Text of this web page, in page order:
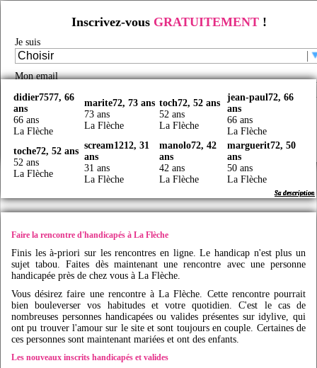
Inscrivez-vous GRATUITEMENT !
Je suis
Mon email
Je certifie être majeur(e) et avoir lu et accepté lesCGU
Rencontre handicap/Rencontre handicap en France/Rencontre handicapés/Rencontre
handicapés Pays de la Loire
/
Faites des rencontres handicap à La Flèche avec
didier7577, 66
ans
66 ans
La Flèche
Sa description
marite72, 73 ans
73 ans
La Flèche
Sa description
toch72, 52 ans
52 ans
La Flèche
Sa description
jean-paul72, 66
ans
66 ans
La Flèche
Sa description
toche72, 52 ans
52 ans
La Flèche
Sa description
scream1212, 31
ans
31 ans
La Flèche
Sa description
manolo72, 42
ans
42 ans
La Flèche
Sa description
marguerit72, 50
ans
50 ans
La Flèche
Sa description
Faire la rencontre d'handicapés à La Flèche
Finis les à-priori sur les rencontres en ligne. Le handicap n'est plus un
sujet tabou. Faites dès maintenant une rencontre avec une personne
handicapée près de chez vous à La Flèche.
Vous désirez faire une rencontre à La Flèche. Cette rencontre pourrait
bien bouleverser vos habitudes et votre quotidien. C'est le cas de
nombreuses personnes handicapées ou valides présentes suridylive, qui
ont pu trouver l'amour sur le site et sont toujours en couple. Certaines de
ces personnes sont maintenant mariées et ont des enfants.
Les nouveaux inscrits handicapés et valides